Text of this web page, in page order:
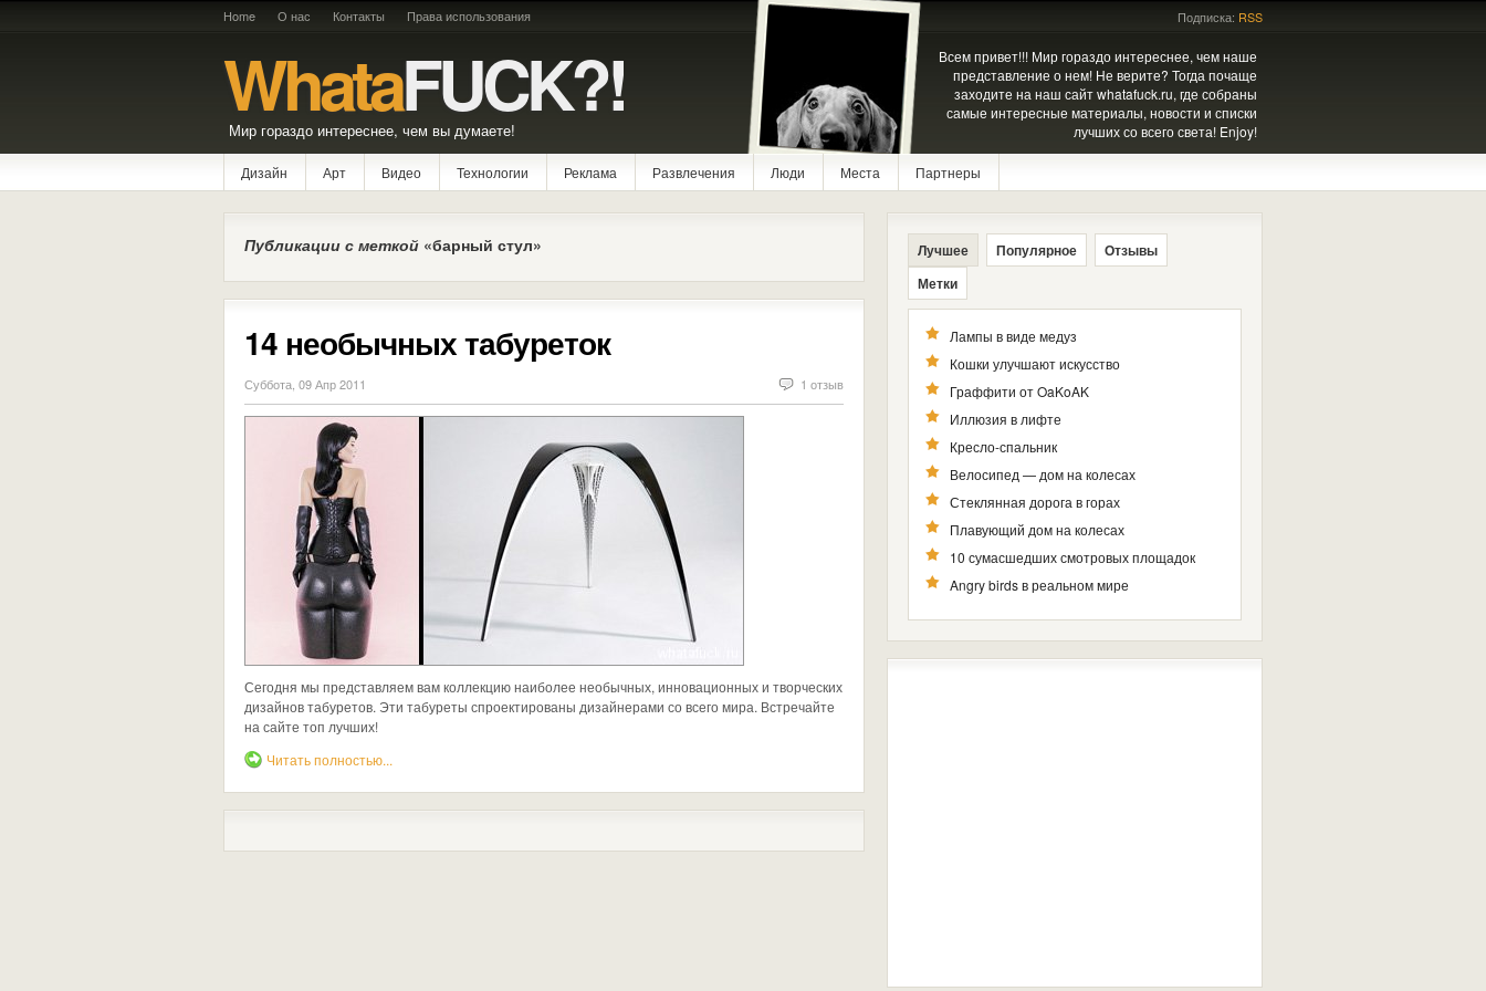
Home О нас Контакты Права использования
WhataFUCK?!
Мир гораздо интереснее, чем вы думаете!
Подписка: RSS
Всем привет!!! Мир гораздо интереснее, чем наше
представление о нем! Не верите? Тогда почаще
заходите на наш сайт whatafuck.ru, где собраны
самые интересные материалы, новости и списки
лучших со всего света! Enjoy!
Дизайн Арт Видео Технологии Реклама Развлечения Люди Места Партнеры
Публикации с меткой «барный стул»
14 необычных табуреток
Суббота, 09 Апр 2011 1 отзыв
Сегодня мы представляем вам коллекцию наиболее необычных, инновационных и творческих
дизайнов табуретов. Эти табуреты спроектированы дизайнерами со всего мира. Встречайте
на сайте топ лучших!
Читать полностью...
Лучшее Популярное
Отзывы
Метки
Лампы в виде медуз
Кошки улучшают искусство
Граффити от OaKoAK
Иллюзия в лифте
Кресло-спальник
Велосипед — дом на колесах
Стеклянная дорога в горах
Плавующий дом на колесах
10 сумасшедших смотровых площадок
Angry birds в реальном мире